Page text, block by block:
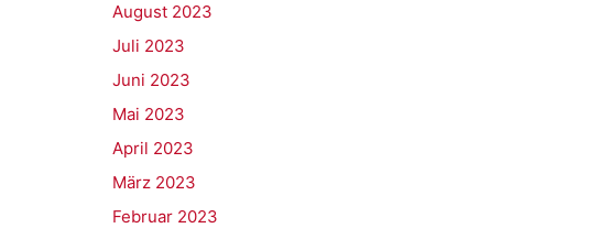
August 2023
Juli 2023
Juni 2023
Mai 2023
April 2023
März 2023
Februar 2023